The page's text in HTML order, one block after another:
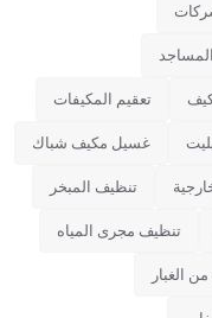
تعقيم المكيفات
غسيل مكيف شباك
تنظيف المبخر
تنظيف مجرى المياه
الغبار